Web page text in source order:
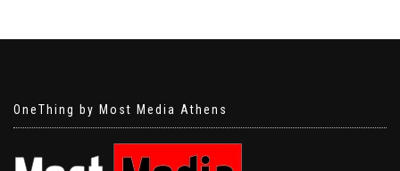
OneThing by Most Media Athens